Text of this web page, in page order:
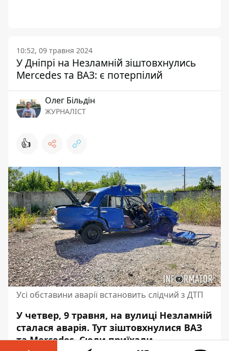
10:52, 09 травня 2024
У Дніпрі на Незламній зіштовхнулись
Mercedes та ВАЗ: є потерпілий
Олег Більдін
ЖУРНАЛІСТ
👍
Усі обставини аварії встановить слідчий з ДТП
У четвер, 9 травня, на вулиці Незламній
сталася аварія. Тут зіштовхнулися ВАЗ
та Mercedes. Сюди приїхали